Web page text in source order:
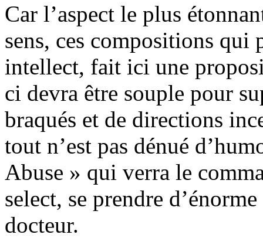
Car l’aspect le plus
sens, ces compositions qui
intellect, fait ici une
ci devra être souple pour
braqués et de directions
tout n’est pas dénué
Abuse » qui verra le
select, se prendre
docteur.